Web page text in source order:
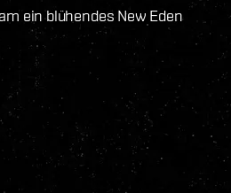
ein blühendes New Eden